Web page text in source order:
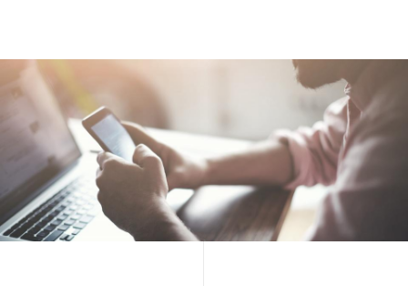
Contact-mobile-desktop